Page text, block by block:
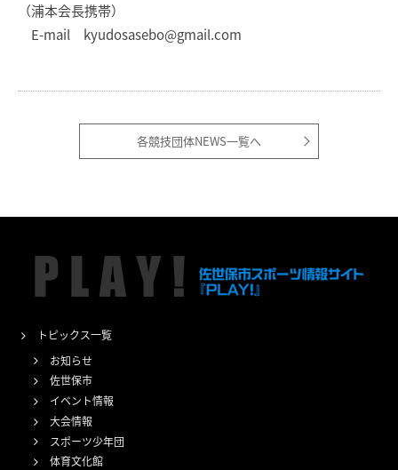
（浦本会長携帯）
E-mail kyudosasebo@gmail.com
各競技団体NEWS一覧へ
トピックス一覧
お知らせ
佐世保市
イベント情報
大会情報
スポーツ少年団
体育文化館